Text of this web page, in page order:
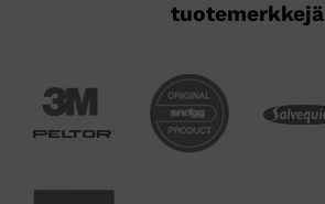
tuotemerkkejä